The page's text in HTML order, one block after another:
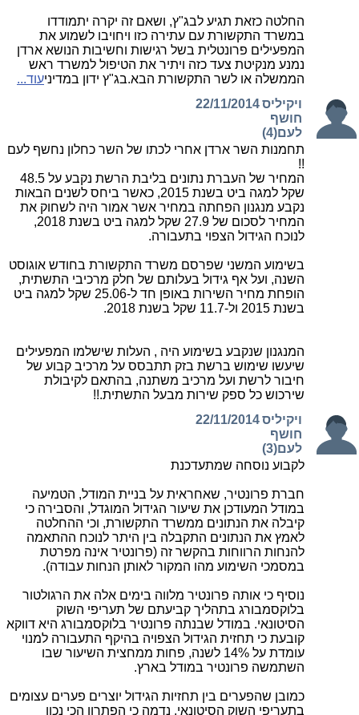
החלטה כזאת תגיע לבג"ץ, ושאם זה יקרה יתמודדו
במשרד התקשורת עם עתירה כזו ויחויבו לשמוע את
המפעילים פרונטלית בשל רגישות וחשיבות הנושא ארדן
נמנע מנקיטת צעד כזה ויתיר את הטיפול למשרד ראש
הממשלה או לשר התקשורת הבא.בג"ץ ידון במדיניעוד...
ויקיליס
חושף
לעם(4)
22/11/2014
תחמנות השר ארדן אחרי לכתו של השר כחלון נחשף לעם
!!
המחיר של העברת נתונים בליבת הרשת נקבע על 48.5
שקל למגה ביט בשנת 2015, כאשר ביחס לשנים הבאות
נקבע מנגנון הפחתה במחיר אשר אמור היה לשחוק את
המחיר לסכום של 27.9 שקל למגה ביט בשנת 2018,
לנוכח הגידול הצפוי בתעבורה.
בשימוע המשני שפרסם משרד התקשורת בחודש אוגוסט
השנה, ועל אף גידול בעלותם של חלק מרכיבי התשתית,
הופחת מחיר השירות באופן חד ל-25.06 שקל למגה ביט
בשנת 2015 ול-11.7 שקל בשנת 2018.
המנגנון שנקבע בשימוע היה , העלות שישלמו המפעילים
שיעשו שימוש ברשת בזק תתבסס על מרכיב קבוע של
חיבור לרשת ועל מרכיב משתנה, בהתאם לקיבולת
שירכוש כל ספק שירות מבעל התשתית.!!
ויקיליס
חושף
לעם(3)
22/11/2014
לקבוע נוסחה שמתעדכנת
חברת פרונטיר, שאחראית על בניית המודל, הטמיעה
במודל המעודכן את שיעור הגידול המוגדל, והסבירה כי
קיבלה את הנתונים ממשרד התקשורת, וכי ההחלטה
לאמץ את הנתונים התקבלה בין היתר לנוכח ההתאמה
להנחות הרווחות בהקשר זה (פרונטיר אינה מפרטת
במסמכי השימוע מהו המקור לאותן הנחות עבודה).
נוסיף כי אותה פרונטיר מלווה בימים אלה את הרגולטור
בלוקסמבורג בתהליך קביעתם של תעריפי השוק
הסיטונאי. במודל שבנתה פרונטיר בלוקסמבורג היא דווקא
קובעת כי תחזית הגידול הצפויה בהיקף התעבורה למנוי
עומדת על 14% לשנה, פחות ממחצית השיעור שבו
השתמשה פרונטיר במודל בארץ.
כמובן שהפערים בין תחזיות הגידול יוצרים פערים עצומים
בתעריפי השוק הסיטונאי. נדמה כי הפתרון הכי נכון